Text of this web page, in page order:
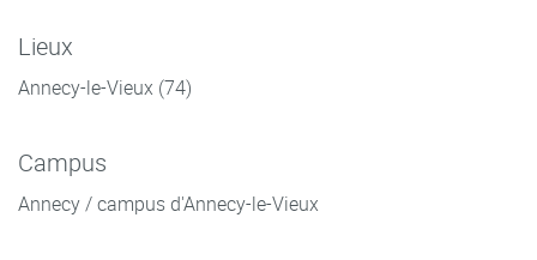
Lieux
Annecy-le-Vieux (74)
Campus
Annecy / campus d'Annecy-le-Vieux